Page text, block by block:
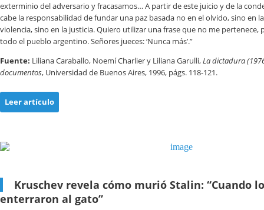
exterminio del adversario y fracasamos… A partir de este juicio y de la
cabe la responsabilidad de fundar una paz basada no en el olvido, sino en
violencia, sino en la justicia. Quiero utilizar una frase que no me pertenece,
todo el pueblo argentino. Señores jueces: ‘Nunca más’.”
Fuente: Liliana Caraballo, Noemí Charlier y Liliana Garulli,La dictadura
documentos, Universidad de Buenos Aires, 1996, págs. 118-121.
Leer artículo
Kruschev revela cómo murió Stalin: “Cuando
enterraron al gato”